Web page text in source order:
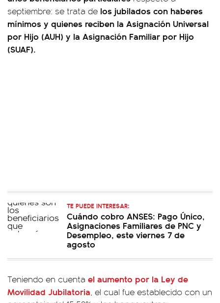
septiembre: se trata de los jubilados con haberes
mínimos y quienes reciben la Asignación Universal
por Hijo (AUH) y la Asignación Familiar por Hijo
(SUAF).
TE PUEDE INTERESAR:
Cuándo cobro ANSES: Pago Único,
Asignaciones Familiares de PNC y
Desempleo, este viernes 7 de
agosto
Teniendo en cuenta el aumento por la Ley de
Movilidad Jubilatoria, el cual fue establecido con un